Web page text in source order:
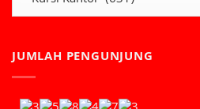
JUMLAH PENGUNJUNG